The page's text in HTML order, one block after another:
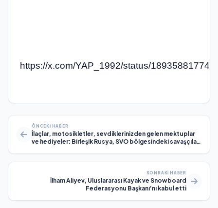
https://x.com/YAP_1992/status/
ÖNCEKI HABER
İlaçlar, motosikletler, sevdiklerinizden gelen mektuplar
ve hediyeler: Birleşik Rusya, SVO bölgesindeki savaşçıları
SONRAKI HABER
İlham Aliyev, Uluslararası Kayak ve Snowboard
Federasyonu Başkanı’nı kabul etti